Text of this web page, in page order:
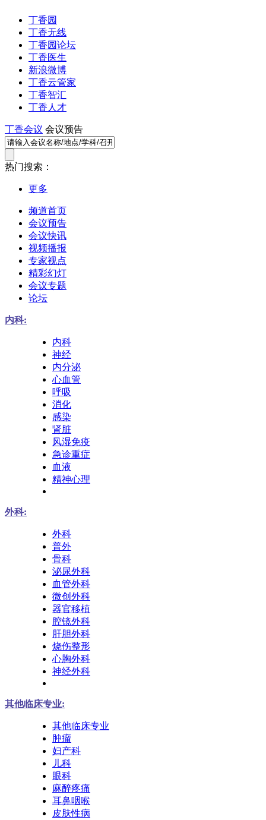
丁香园
丁香无线
丁香园论坛
丁香医生
新浪微博
丁香云管家
丁香智汇
丁香人才
丁香会议 会议预告
热门搜索：
更多
频道首页
会议预告
会议快讯
视频播报
专家视点
精彩幻灯
会议专题
论坛
内科:
内科
神经
内分泌
心血管
呼吸
消化
感染
肾脏
风湿免疫
急诊重症
血液
精神心理
外科:
外科
普外
骨科
泌尿外科
血管外科
微创外科
器官移植
腔镜外科
肝胆外科
烧伤整形
心胸外科
神经外科
其他临床专业:
其他临床专业
肿瘤
妇产科
儿科
眼科
麻醉疼痛
耳鼻咽喉
皮肤性病